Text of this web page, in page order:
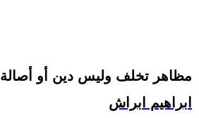
مظاهر تخلف وليس دين أو أصالة
ابراهيم ابراش